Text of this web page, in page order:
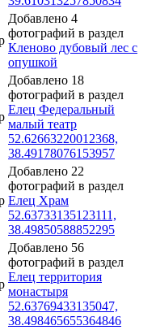
Добавлено 4
фотографий в раздел
Кленово дубовый лес с
опушкой
Добавлено 18
фотографий в раздел
Елец Федеральный
малый театр
52.62663220012368,
38.49178076153957
Добавлено 22
фотографий в раздел
Елец Храм
52.63733135123111,
38.49850588852295
Добавлено 56
фотографий в раздел
Елец территория
монастыря
52.63769433135047,
38.498465655364846